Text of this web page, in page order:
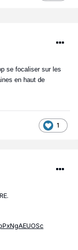
se focaliser sur les
en haut de
1